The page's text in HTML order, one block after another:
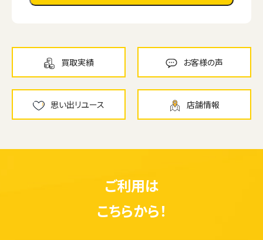
買取実績 お客様の声
思い出リユース 店舗情報
ご利用は
こちらから！